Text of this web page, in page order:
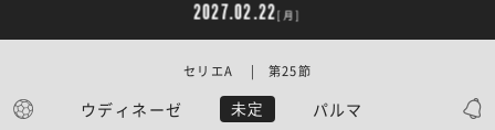
2027.02.22[月]
ウディネーゼ 未定 パルマ
セリエA | 第25節